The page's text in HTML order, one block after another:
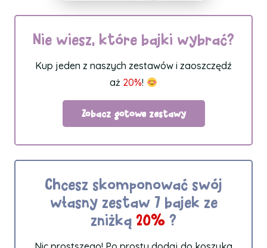
Nie wiesz, które bajki wybrać?
Kup jeden z naszych zestawów i zaoszczędź
aż 20%!
Zobacz gotowe zestawy
Chcesz skomponować swój
własny zestaw 7 bajek ze
zniżką 20%?